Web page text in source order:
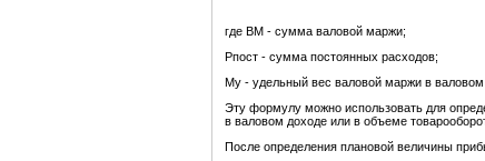
где ВМ - сумма валовой маржи;
Рпост - сумма постоянных расходов;
Му - удельный вес валовой маржи в валовом
Эту формулу можно использовать для
в валовом доходе или в объеме
После определения плановой величины